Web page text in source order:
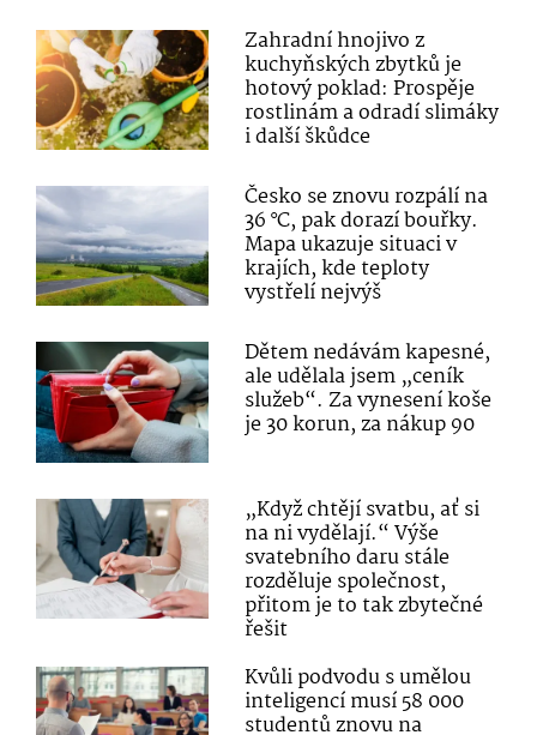
Zahradní hnojivo z
kuchyňských zbytků je
hotový poklad: Prospěje
rostlinám a odradí slimáky
i další škůdce
Česko se znovu rozpálí na
36 °C, pak dorazí bouřky.
Mapa ukazuje situaci v
krajích, kde teploty
vystřelí nejvýš
Dětem nedávám kapesné,
ale udělala jsem „ceník
služeb“. Za vynesení koše
je 30 korun, za nákup 90
„Když chtějí svatbu, ať si
na ni vydělají.“ Výše
svatebního daru stále
rozděluje společnost,
přitom je to tak zbytečné
řešit
Kvůli podvodu s umělou
inteligencí musí 58 000
studentů znovu na